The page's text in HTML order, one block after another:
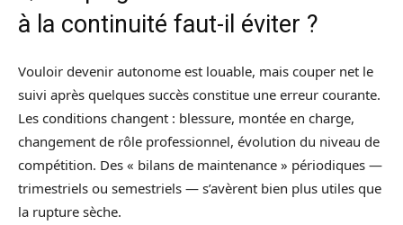
à la continuité faut-il éviter ?
Vouloir devenir autonome est louable, mais couper net le
suivi après quelques succès constitue une erreur courante.
Les conditions changent : blessure, montée en charge,
changement de rôle professionnel, évolution du niveau de
compétition. Des « bilans de maintenance » périodiques —
trimestriels ou semestriels — s’avèrent bien plus utiles que
la rupture sèche.